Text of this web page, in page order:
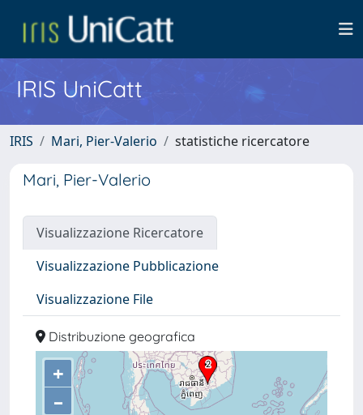
IRIS UniCatt
IRIS Mari, Pier-Valerio statistiche ricercatore
Mari, Pier-Valerio
Visualizzazione Ricercatore
Visualizzazione Pubblicazione
Visualizzazione File
Distribuzione geografica
+
–